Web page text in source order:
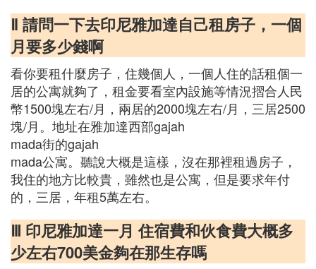
Ⅱ 請問一下去印尼雅加達自己租房子，一個
月要多少錢啊
看你要租什麼房子，住幾個人，一個人住的話租個一
居的公寓就夠了，租金要看室內設施等情況摺合人民
幣1500塊左右/月，兩居的2000塊左右/月，三居2500
塊/月。地址在雅加達西部gajah
mada街的gajah
mada公寓。聽說大概是這樣，沒在那裡租過房子，
我住的地方比較貴，雖然也是公寓，但是要求年付
的，三居，年租5萬左右。
Ⅲ 印尼雅加達一月 住宿費和伙食費大概多
少左右700美金夠在那生存嗎